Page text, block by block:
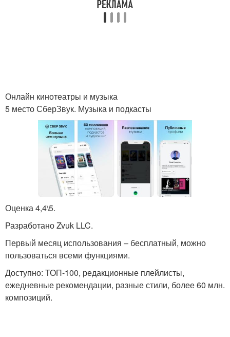
Онлайн кинотеатры и музыка
5 место СберЗвук. Музыка и подкасты
Оценка 4,4\5.
Разработано Zvuk LLC.
Первый месяц использования – бесплатный, можно
пользоваться всеми функциями.
Доступно: ТОП-100, редакционные плейлисты,
ежедневные рекомендации, разные стили, более 60 млн.
композиций.